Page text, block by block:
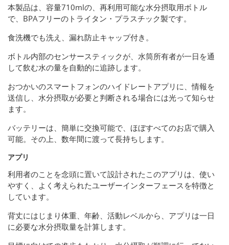
本製品は、容量710mlの、再利用可能な水分摂取用ボトル
で、BPAフリーのトライタン・プラスチック製です。
食洗機でも洗え、漏れ防止キャップ付き。
ボトル内部のセンサースティックが、水筒所有者が一日を通
して飲む水の量を自動的に追跡します。
おつかいのスマートフォンのハイドレートアプリに、情報を
送信し、水分摂取が必要と判断される場合には光って知らせ
ます。
バッテリーは、簡単に交換可能で、ほぼすべてのお店で購入
可能。その上、数年間に渡って長持ちします。
アプリ
利用者のことを念頭に置いて設計されたこのアプリは、使い
やすく、よく考えられたユーザーインターフェースを特徴と
しています。
背丈にはじまり体重、年齢、活動レベルから、アプリは一日
に必要な水分摂取量を計算します。